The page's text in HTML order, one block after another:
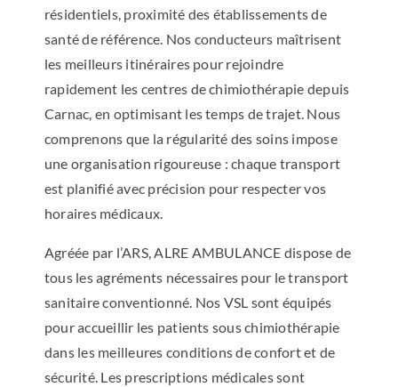
résidentiels, proximité des établissements de
santé de référence. Nos conducteurs maîtrisent
les meilleurs itinéraires pour rejoindre
rapidement les centres de chimiothérapie depuis
Carnac, en optimisant les temps de trajet. Nous
comprenons que la régularité des soins impose
une organisation rigoureuse : chaque transport
est planifié avec précision pour respecter vos
horaires médicaux.
Agréée par l’ARS, ALRE AMBULANCE dispose de
tous les agréments nécessaires pour le transport
sanitaire conventionné. Nos VSL sont équipés
pour accueillir les patients sous chimiothérapie
dans les meilleures conditions de confort et de
sécurité. Les prescriptions médicales sont